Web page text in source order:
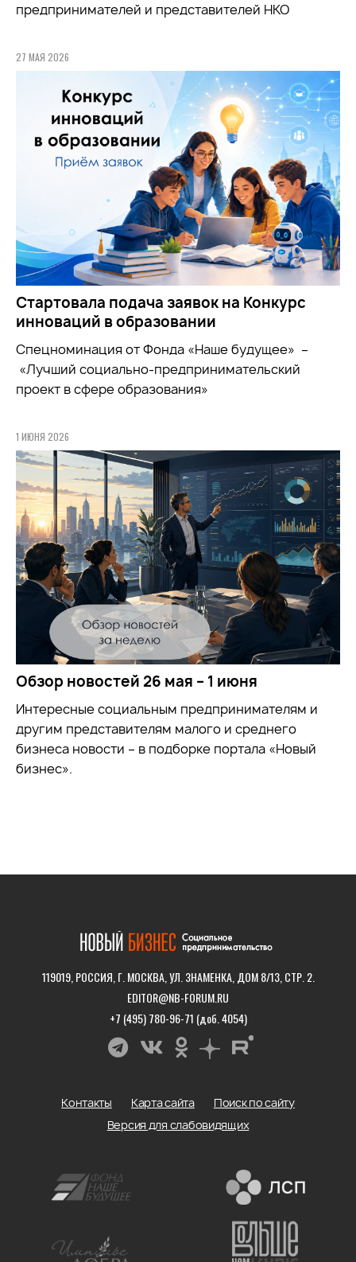
предпринимателей и представителей НКО
27 МАЯ 2026
Стартовала подача заявок на Конкурс
инноваций в образовании
Спецноминация от Фонда «Наше будущее» –
«Лучший социально-предпринимательский
проект в сфере образования»
1 ИЮНЯ 2026
Обзор новостей 26 мая – 1 июня
Интересные социальным предпринимателям и
другим представителям малого и среднего
бизнеса новости – в подборке портала «Новый
бизнес».
119019, РОССИЯ, Г. МОСКВА, УЛ. ЗНАМЕНКА, ДОМ 8/13, СТР. 2.
EDITOR@NB-FORUM.RU
+7 (495) 780-96-71 (доб. 4054)
Контакты Карта сайта
Поиск по сайту
Версия для слабовидящих